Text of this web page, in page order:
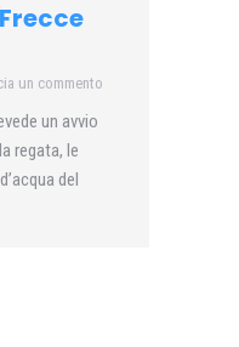
un commento
un avvio
regata, le
del